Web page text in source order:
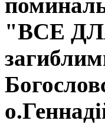
"ВСЕ